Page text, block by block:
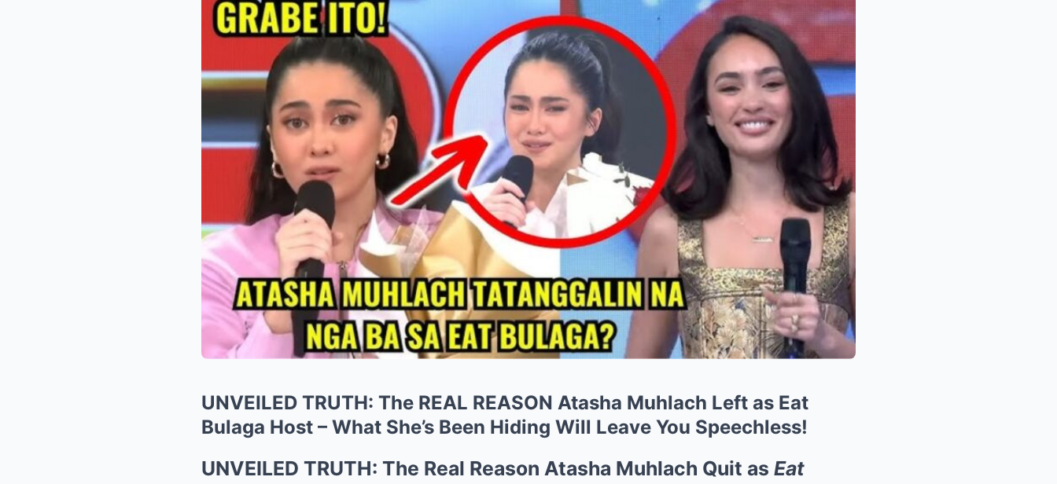
UNVEILED TRUTH: The REAL REASON Atasha Muhlach Left as Eat
Bulaga Host – What She’s Been Hiding Will Leave You Speechless!
UNVEILED TRUTH: The Real Reason Atasha Muhlach Quit as Eat